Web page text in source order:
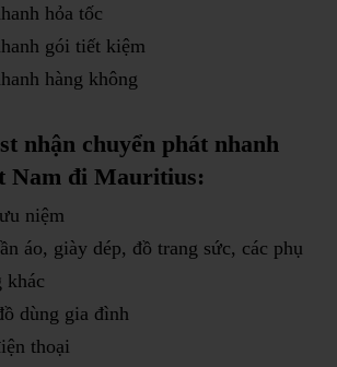
hỏa tốc
gói tiết kiệm
hàng không
nhận chuyển phát nhanh
Nam đi Mauritius:
niệm
áo, giày dép, đồ trang sức, các phụ
khác
dùng gia đình
thoại